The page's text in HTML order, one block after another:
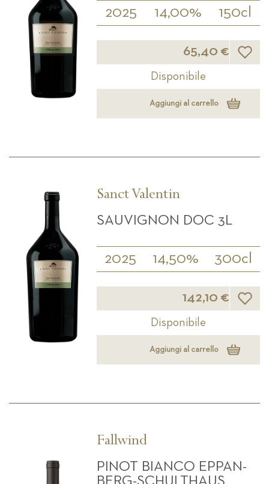
2025 14,00% 150cl
65,40 €
Disponibile
Aggiungi al carrello
Sanct Valentin
SAUVIGNON DOC 3L
2025 14,50% 300cl
142,10 € Lista
Disponibile
Aggiungi al carrello
Fallwind
PINOT BIANCO EPPAN-
BERG-SCHULTHAUS